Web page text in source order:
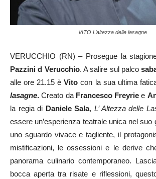
VITO L’altezza delle lasagne
VERUCCHIO (RN) – Prosegue la
Pazzini d Verucchio. A salire sul palco
alle ore 21.15 èVito con la sua ultima
lasagne.Creato da Francesco Freyrie e
la regia di Daniele Sala,L’ Altezza delle
essere un’esperienza teatrale unica nel suo
uno sguardo vivace e tagliente, il
mistificazioni, le ossessioni e le derive
panorama culinario contemporaneo.
bocca aperta tra risate e riflessioni,